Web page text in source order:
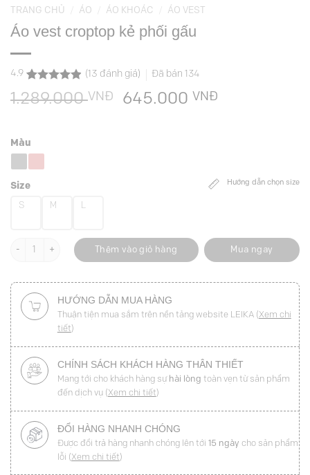
TRANG CHỦ ÁO ÁO KHOÁC ÁO VEST
Áo vest croptop kẻ phối gấu
4.9
4.9 trên 5
dựa trên
13
(13 đánh giá) Đã bán 134
1.289.000VNĐ
Giá
645.000 VNĐ
Hướng dẫn chọn size
Màu
Size
S M L
Áo vest croptop kẻ phối gấu số lượng
Thêm vào giỏ hàng Mua ngay
HƯỚNG DẪN MUA HÀNG
Thuận tiện mua sắm trên nền tảng website LEIKA (Xem chi
tiết)
CHÍNH SÁCH KHÁCH HÀNG THÂN THIẾT
Mang tới cho khách hàng sự hài lòng toàn vẹn từ sản phẩm
đến dịch vụ (Xem chi tiết)
ĐỔI HÀNG NHANH CHÓNG
Được đổi trả hàng nhanh chóng lên tới 15 ngày cho sản phẩm
lỗi (Xem chi tiết)